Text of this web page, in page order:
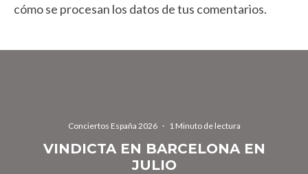
cómo se procesan los datos de tus comentarios.
Conciertos España 2026 · 1 Minuto de lectura
VINDICTA EN BARCELONA EN
JULIO